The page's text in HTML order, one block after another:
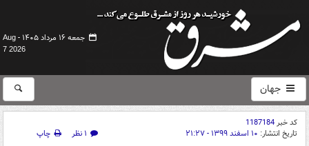
جمعه ۱۶ مرداد ۱۴۰۵ -
Aug
7 2026
جهان
کد خبر1187184
تاریخ انتشار: ۱۰ اسفند ۱۳۹۹ - ۲۱:۲۷ ۱ نظر
چاپ